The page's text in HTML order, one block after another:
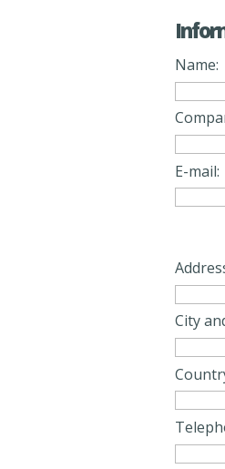
Name:
E-mail:
City